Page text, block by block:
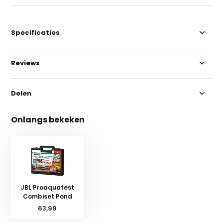
Specificaties
Reviews
Delen
Onlangs bekeken
JBL Proaquatest
Combiset Pond
63,99